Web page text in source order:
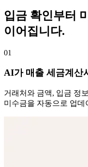
입금 확인부터
이어집니다.
01
AI가 매출 세금계산
거래처와 금액, 입금 정
미수금을 자동으로 업데